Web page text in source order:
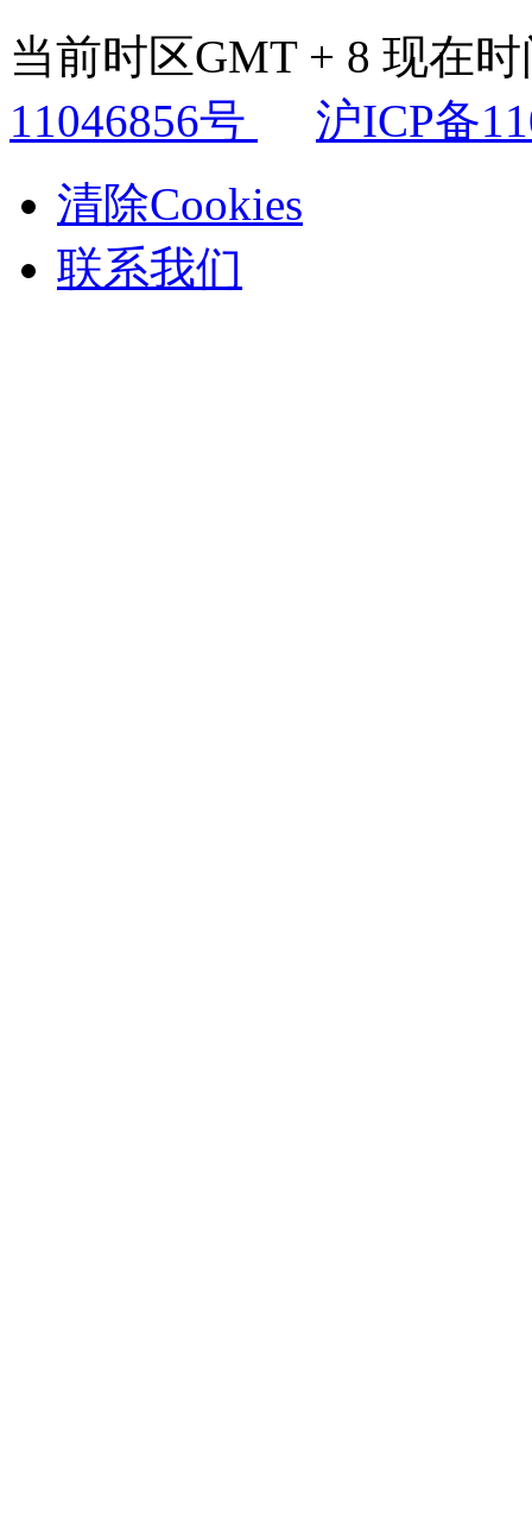
当前时区GMT + 8 现在
11046856号
沪ICP备
清除Cookies
联系我们